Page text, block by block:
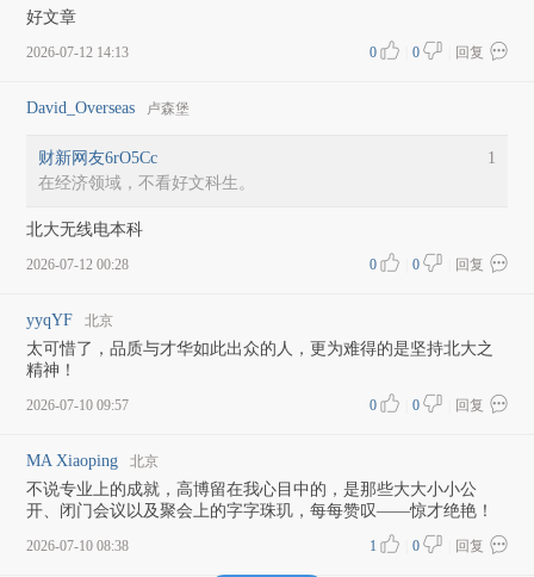
好文章
2026-07-12 14:13 回复
0
0
David_Overseas 卢森堡
财新网友6rO5Cc
在经济领域，不看好文科生。
1
北大无线电本科
2026-07-12 00:28 回复
0
0
yyqYF 北京
太可惜了，品质与才华如此出众的人，更为难得的是坚持北大之
精神！
2026-07-10 09:57 回复
0
0
MA Xiaoping 北京
不说专业上的成就，高博留在我心目中的，是那些大大小小公
开、闭门会议以及聚会上的字字珠玑，每每赞叹——惊才绝艳！
2026-07-10 08:38 回复
0
1